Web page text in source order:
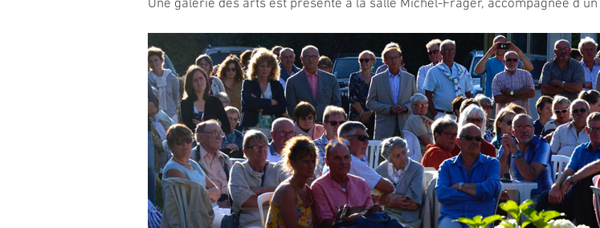
Une galerie des arts est présente à la salle Michel-Frager, accompagnée